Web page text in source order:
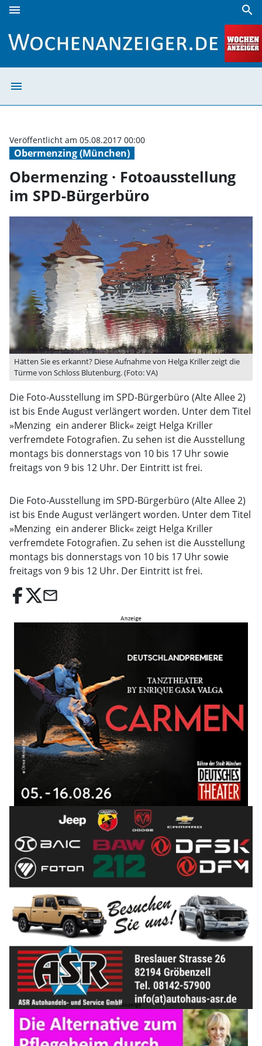
menu search
menu
Obermenzing (München)
Veröffentlicht am 05.08.2017 00:00
Obermenzing · Fotoausstellung
im SPD-Bürgerbüro
Hätten Sie es erkannt? Diese Aufnahme von Helga Kriller zeigt die
Türme von Schloss Blutenburg. (Foto: VA)
Die Foto-Ausstellung im SPD-Bürgerbüro (Alte Allee 2)
ist bis Ende August verlängert worden. Unter dem Titel
»Menzing  ein anderer Blick« zeigt Helga Kriller
verfremdete Fotografien. Zu sehen ist die Ausstellung
montags bis donnerstags von 10 bis 17 Uhr sowie
freitags von 9 bis 12 Uhr. Der Eintritt ist frei.
Die Foto-Ausstellung im SPD-Bürgerbüro (Alte Allee 2)
ist bis Ende August verlängert worden. Unter dem Titel
»Menzing  ein anderer Blick« zeigt Helga Kriller
verfremdete Fotografien. Zu sehen ist die Ausstellung
montags bis donnerstags von 10 bis 17 Uhr sowie
freitags von 9 bis 12 Uhr. Der Eintritt ist frei.
email